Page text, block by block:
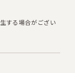
する場合がござい